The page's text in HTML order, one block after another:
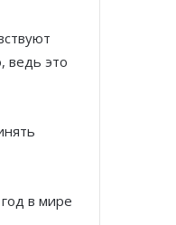
ведь это
в мире